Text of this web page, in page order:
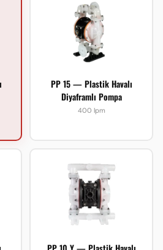
PP 15 — Plastik Havalı
Diyaframlı Pompa
400 lpm